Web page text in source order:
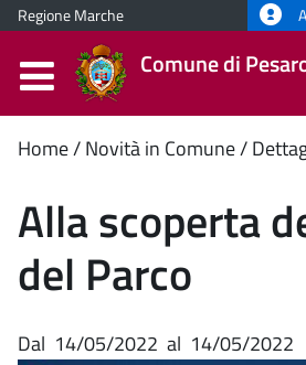
Regione Marche
Comune di
Contenuto
principale
Home Novità in Comune
Alla scoperta
del Parco
Dal 14/05/2022 al 14/05/2022